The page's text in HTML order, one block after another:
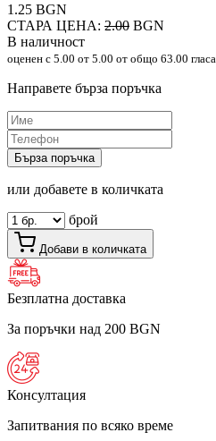
1.25 BGN
СТАРА ЦЕНА: 2.00 BGN
В наличност
оценен с 5.00 от 5.00 от общо 63.00 гласа
Направете бърза поръчка
Бърза поръчка
или добавете в количката
брой
Добави в количката
Безплатна доставка
За поръчки над 200 BGN
Консултация
Запитвания по всяко време